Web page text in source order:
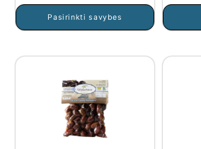
range:
14,99€
26,99€
Pasirinkti savybes
This
product
multiple